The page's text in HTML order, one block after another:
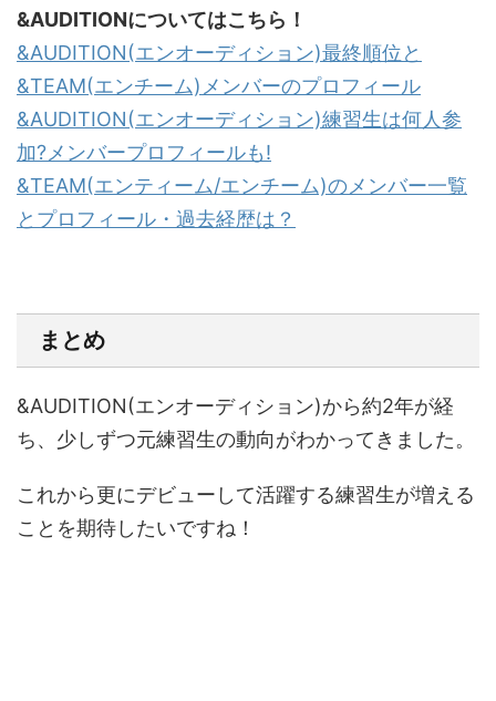
&AUDITIONについてはこちら！
&AUDITION(エンオーディション)最終順位と
&TEAM(エンチーム)メンバーのプロフィール
&AUDITION(エンオーディション)練習生は何人参
加?メンバープロフィールも!
&TEAM(エンティーム/エンチーム)のメンバー一覧
とプロフィール・過去経歴は？
まとめ
&AUDITION(エンオーディション)から約2年が経
ち、少しずつ元練習生の動向がわかってきました。
これから更にデビューして活躍する練習生が増える
ことを期待したいですね！